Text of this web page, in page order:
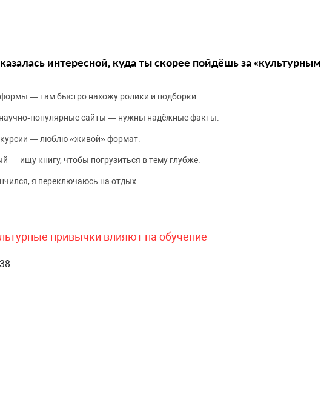
интересной, куда ты скорее пойдёшь за «культурным
— там быстро нахожу ролики и подборки.
сайты — нужны надёжные факты.
— люблю «живой» формат.
— ищу книгу, чтобы погрузиться в тему глубже.
я переключаюсь на отдых.
привычки влияют на обучение